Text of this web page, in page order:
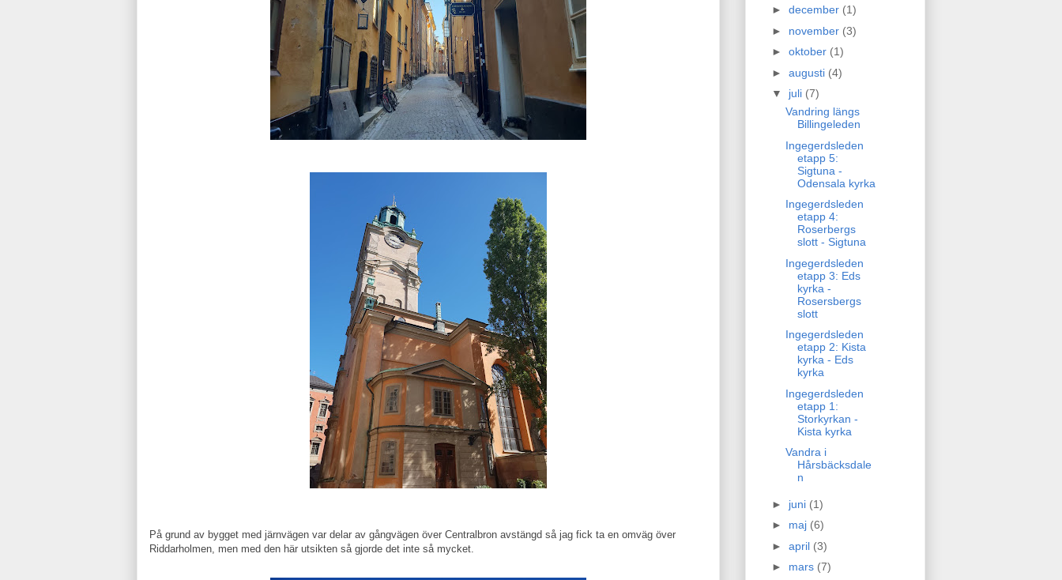
På grund av bygget med järnvägen var delar av gångvägen över Centralbron avstängd så jag fick ta en omväg över
Riddarholmen, men med den här utsikten så gjorde det inte så mycket.
► december (1)
► november (3)
► oktober (1)
► augusti (4)
▼ juli (7)
Vandring längs
Billingeleden
Ingegerdsleden
etapp 5:
Sigtuna -
Odensala kyrka
Ingegerdsleden
etapp 4:
Roserbergs
slott - Sigtuna
Ingegerdsleden
etapp 3: Eds
kyrka -
Rosersbergs
slott
Ingegerdsleden
etapp 2: Kista
kyrka - Eds
kyrka
Ingegerdsleden
etapp 1:
Storkyrkan -
Kista kyrka
Vandra i
Hårsbäcksdale
n
► juni (1)
► maj (6)
► april (3)
► mars (7)